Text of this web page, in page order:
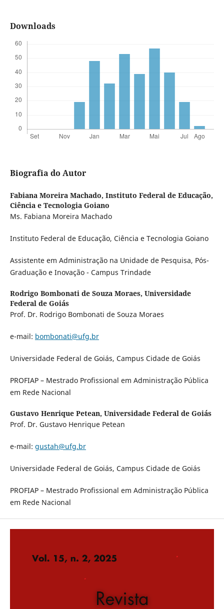
Downloads
Biografia do Autor
Fabiana Moreira Machado, Instituto Federal de Educação,
Ciência e Tecnologia Goiano
Ms. Fabiana Moreira Machado
Instituto Federal de Educação, Ciência e Tecnologia Goiano
Assistente em Administração na Unidade de Pesquisa, Pós-
Graduação e Inovação - Campus Trindade
Rodrigo Bombonati de Souza Moraes, Universidade
Federal de Goiás
Prof. Dr. Rodrigo Bombonati de Souza Moraes
e-mail: bombonati@ufg.br
Universidade Federal de Goiás, Campus Cidade de Goiás
PROFIAP – Mestrado Profissional em Administração Pública
em Rede Nacional
Gustavo Henrique Petean, Universidade Federal de Goiás
Prof. Dr. Gustavo Henrique Petean
e-mail: gustah@ufg.br
Universidade Federal de Goiás, Campus Cidade de Goiás
PROFIAP – Mestrado Profissional em Administração Pública
em Rede Nacional